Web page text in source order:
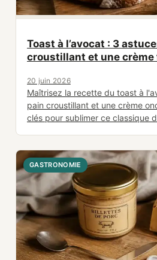
Toast à l’avocat : 3
croustillant et une crème
20 juin 2026
Maîtrisez la recette du toast à
pain croustillant et une crème
clés pour sublimer ce classique
GASTRONOMIE